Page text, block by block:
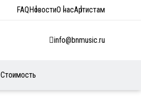
FAQНовостиО насАртистам
info@bnmusic.ru
Стоимость